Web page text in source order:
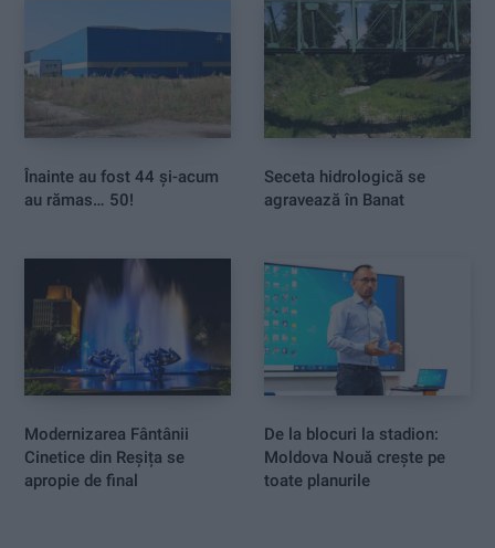
Înainte au fost 44 și-acum
au rămas… 50!
Seceta hidrologică se
agravează în Banat
Modernizarea Fântânii
Cinetice din Reșița se
apropie de final
De la blocuri la stadion:
Moldova Nouă crește pe
toate planurile